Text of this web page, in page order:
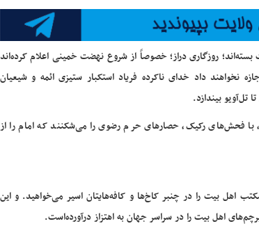
روزگاری دراز؛ خصوصاً از شروع نهضت خمینی اعلام کرده‌اند
نخواهند داد خدای ناکرده فریاد استکبار ستیزی ائمه و شیعیان
تل‌آویو بیندازد.
فحش‌های رکیک، حصارهای حرم رضوی را می‌شکنند که امام را از
اهل بیت را در چنبر کاخ‌ها و کافه‌هایتان اسیر می‌خواهید. و این
اهل بیت را در سراسر جهان به اهتزاز درآورده‌است.